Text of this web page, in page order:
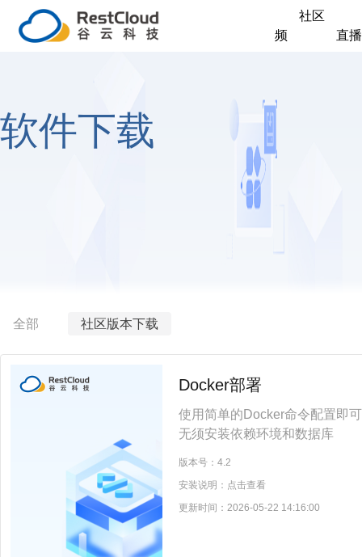
社区
频
直播
软件下载
全部 社区版本下载
Docker部署
使用简单的Docker命令配置即
无须安装依赖环境和数据库
版本号： 4.2
安装说明： 点击查看
更新时间： 2026-05-22 14:16:00